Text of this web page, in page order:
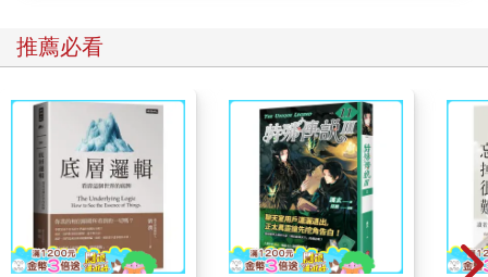
的悲傷，他人不見得能充分了解。
一位六十多歲的男性在母親因為肺癌過世後半年，流露寂寞的
神情告訴我們：「身邊的人都說家母是壽終正寢，是喜喪。家母
過世的時候的確已經九十二歲，但是即便大家認為是壽終正寢，
我還是無法這麼想，畢竟對我而言，媽媽只有一個。」
即便是家人，悲傷的程度、流露悲傷與面對悲傷的方式都不一
某位五十多歲的女性坦承，母親死後，他對妹妹的態度十分不
滿：
「明明媽媽走了，為什麼妹妹卻可以若無其事地過日子呢？
推薦必看